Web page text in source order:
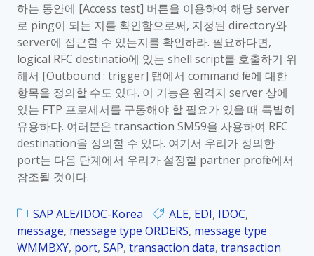
하는 동안에 [Access test] 버튼을 이용하여 해당 server
로 ping이 되는 지를 확인함으로써, 지정된 directory와
server에 접근할 수 있는지를 확인하라. 필요하다면,
logical RFC destinatio에 있는 shell script를 호출하기 위
해서 [Outbound : trigger] 탭에서 command file에 대한
항목을 정의할 수도 있다. 이 기능은 원격지 server 상에
있는 FTP 프로세서를 구동해야 할 필요가 있을 때 특별히
유용하다. 여러분은 transaction SM59을 사용하여 RFC
destination을 정의할 수 있다. 여기서 우리가 정의한
port는 다음 단계에서 우리가 설정할 partner profile에서
참조될 것이다.
SAP ALE/IDOC-Korea ALE, EDI, IDOC,
message, message type ORDERS, message type
WMMBXY, port, SAP, transaction data, transaction